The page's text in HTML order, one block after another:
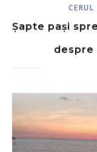
Șapte pași
despre